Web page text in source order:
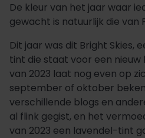
De kleur van het jaar waar
gewacht is natuurlijk die van
Dit jaar was dit Bright Skies,
tint die staat voor een nieuw
van 2023 laat nog even op
september of oktober
verschillende blogs en
al flink gegist, en het
van 2023 een lavendel-tint